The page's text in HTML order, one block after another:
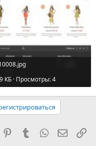
КБ · Просмотры: 4
PinterestTumblr WhatsApp